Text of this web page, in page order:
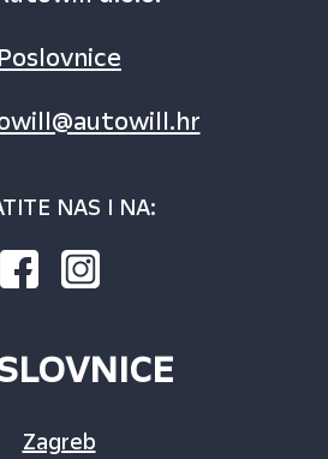
Poslovnice
NAS I NA:
Zagreb